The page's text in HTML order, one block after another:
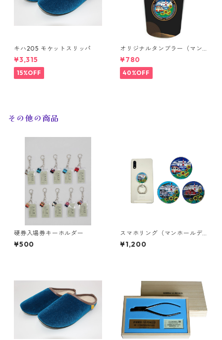
キハ205 モケットスリッパ
¥3,315
15%OFF
オリジナルタンブラー（マン
ホールデザイン）
¥780
40%OFF
その他の商品
硬券入場券キーホルダー
¥500
スマホリング（マンホールデ
ザイン３種類）
¥1,200